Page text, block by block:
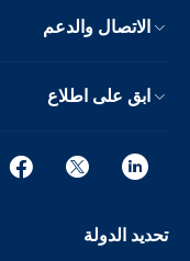
الاتصال والدعم
ابق على اطلاع
تحديد الدولة